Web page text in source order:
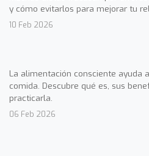
y cómo evitarlos para mejorar tu
10 Feb 2026
La alimentación consciente ayuda
comida. Descubre qué es, sus
practicarla.
06 Feb 2026